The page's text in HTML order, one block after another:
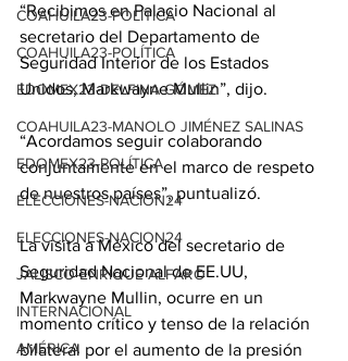
COAHUILA23-POLÍTICA
COAHUILA23-POLÍTICA
EDOMEX23-DELFINA GÓMEZ
COAHUILA23-MANOLO JIMÉNEZ SALINAS
EDOMEX23-POLÍTICA
ELECCIONES-NACION24
ELECCIONES-NACION24
JALISCO-ENRIQUE ALFARO
INTERNACIONAL
AMÉRICA
“Recibimos en Palacio Nacional al
secretario del Departamento de
Seguridad Interior de los Estados
Unidos, Markwayne Mullin”, dijo.
“Acordamos seguir colaborando
conjuntamente en el marco de respeto
de nuestros países”, puntualizó.
La visita a México del secretario de
Seguridad Nacional de EE.UU,
Markwayne Mullin, ocurre en un
momento crítico y tenso de la relación
bilateral por el aumento de la presión